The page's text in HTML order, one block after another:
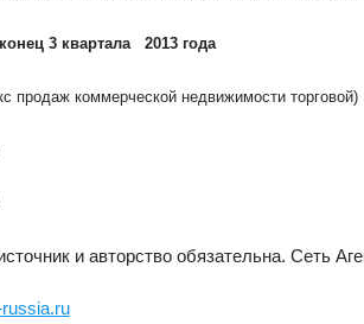
3 квартала 2013 года
продаж коммерческой недвижимости торговой)
и авторство обязательна. Сеть
russia.ru